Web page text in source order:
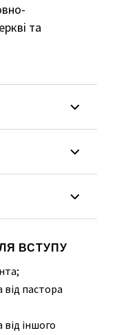
та
ВСТУПУ
від пастора
іншого